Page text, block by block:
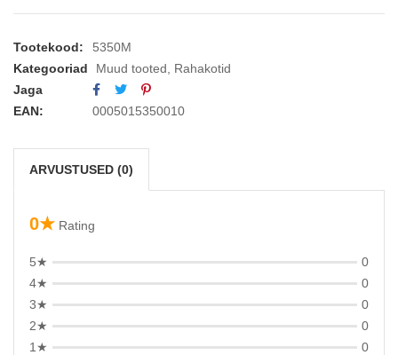
Tootekood:
5350M
Kategooriad
Muud tooted
Rahakotid
Jaga
EAN:
0005015350010
ARVUSTUSED (0)
0★ Rating
5★
0
4★
0
3★
0
2★
0
1★
0